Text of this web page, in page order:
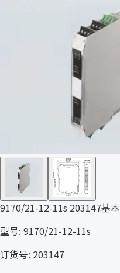
9170/21-12-11s 203147基
型号: 9170/21-12-11s
订货号: 203147